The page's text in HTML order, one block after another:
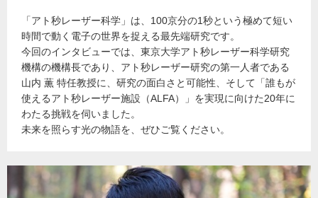
「アト秒レーザー科学」は、100京分の1秒という極めて短い
時間で動く電子の世界を捉える最先端研究です。
今回のインタビューでは、東京大学アト秒レーザー科学研究
機構の機構長であり、アト秒レーザー研究の第一人者である
山内 薫 特任教授に、研究の面白さと可能性、そして「誰もが
使えるアト秒レーザー施設（ALFA）」を実現に向けた20年に
わたる挑戦を伺いました。
未来を照らす光の物語を、ぜひご覧ください。